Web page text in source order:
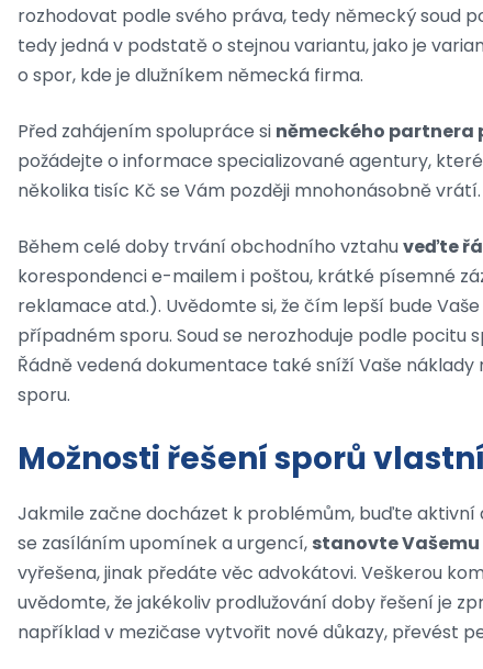
rozhodovat podle svého práva, tedy německý soud
tedy jedná v podstatě o stejnou variantu, jako je
o spor, kde je dlužníkem německá firma.
Před zahájením spolupráce si německého partnera
požádejte o informace specializované agentury,
několika tisíc Kč se Vám později mnohonásobně vrátí.
Během celé doby trvání obchodního vztahuveďte
korespondenci e-mailem i poštou, krátké písemné
reklamace atd.). Uvědomte si, že čím lepší bude
případném sporu. Soud se nerozhoduje podle pocitu
Řádně vedená dokumentace také sníží Vaše
sporu.
Možnosti řešení sporů
Jakmile začne docházet k problémům, buďte aktivní
se zasíláním upomínek a urgencí, stanovte
vyřešena, jinak předáte věc advokátovi. Veškerou
uvědomte, že jakékoliv prodlužování doby řešení je
například v mezičase vytvořit nové důkazy, převést